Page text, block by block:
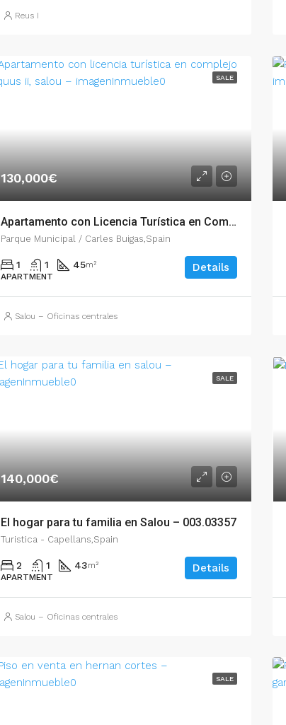
Reus I
SALE
130,000€
Apartamento con Licencia Turística en Complejo ARQUUS II, Salou – 003.03365
Parque Municipal / Carles Buigas,Spain
1 1 45m²
APARTMENT
Details
Salou – Oficinas centrales
SALE
140,000€
El hogar para tu familia en Salou – 003.03357
Turistica - Capellans,Spain
2 1 43m²
APARTMENT
Details
Salou – Oficinas centrales
SALE